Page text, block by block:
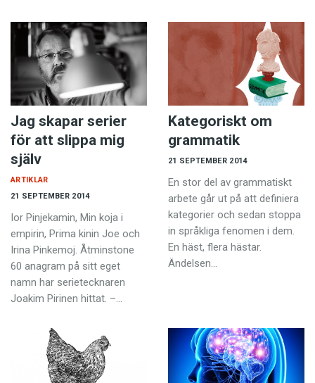
Jag skapar serier
för att slippa mig
själv
21 SEPTEMBER 2014
ARTIKLAR
Ior Pinjekamin, Min koja i
empirin, Prima kinin Joe och
Irina Pinkemoj. Åtminstone
60 anagram på sitt eget
namn har serietecknaren
Joakim Pirinen hittat. –…
Kategoriskt om
grammatik
21 SEPTEMBER 2014
En stor del av grammatiskt
arbete går ut på att definiera
kategorier och sedan stoppa
in språkliga fenomen i dem.
En häst, flera hästar.
Ändelsen…